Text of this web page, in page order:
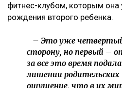
фитнес-клубом, которым она
рождения второго ребенка.
– Это уже четвертый
сторону, но первый –
за все это время
лишении родительских
ощущение, что в их